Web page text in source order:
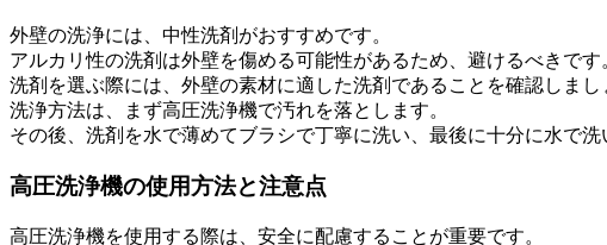
外壁の洗浄には、中性洗剤がおすすめです。
アルカリ性の洗剤は外壁を傷める可能性があるため、避けるべきです
洗剤を選ぶ際には、外壁の素材に適した洗剤であることを確認しまし
洗浄方法は、まず高圧洗浄機で汚れを落とします。
その後、洗剤を水で薄めてブラシで丁寧に洗い、最後に十分に水で洗
高圧洗浄機の使用方法と注意点
高圧洗浄機を使用する際は、安全に配慮することが重要です。